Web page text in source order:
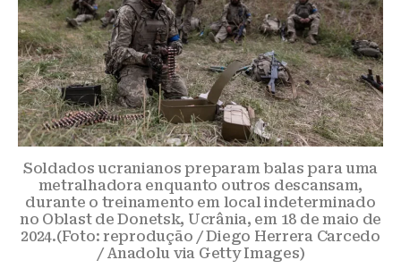
Soldados ucranianos preparam balas para uma
metralhadora enquanto outros descansam,
durante o treinamento em local indeterminado
no Oblast de Donetsk, Ucrânia, em 18 de maio de
2024.(Foto: reprodução / Diego Herrera Carcedo
/ Anadolu via Getty Images)